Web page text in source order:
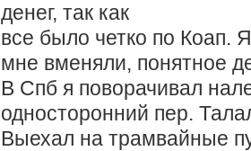
денег, так как
все было четко по Коап.
мне вменяли, понятное
В Спб я поворачивал
односторонний пер.
Выехал на трамвайные